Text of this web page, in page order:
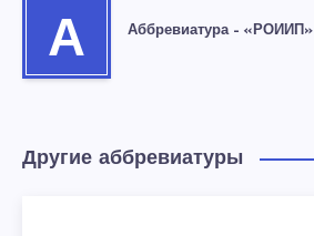
А Аббревиатура – «РОИИП»
Другие аббревиатуры